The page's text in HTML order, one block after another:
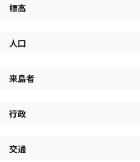
標高
人口
来島者
行政
交通